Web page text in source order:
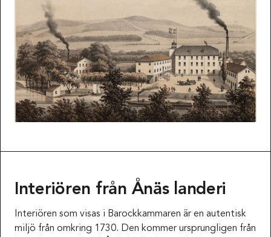
Interiören från Ånäs landeri
Interiören som visas i Barockkammaren är en autentisk
miljö från omkring 1730. Den kommer ursprungligen från